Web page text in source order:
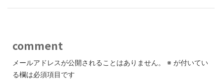
comment
メールアドレスが公開されることはありません。 ※ が付いてい
る欄は必須項目です